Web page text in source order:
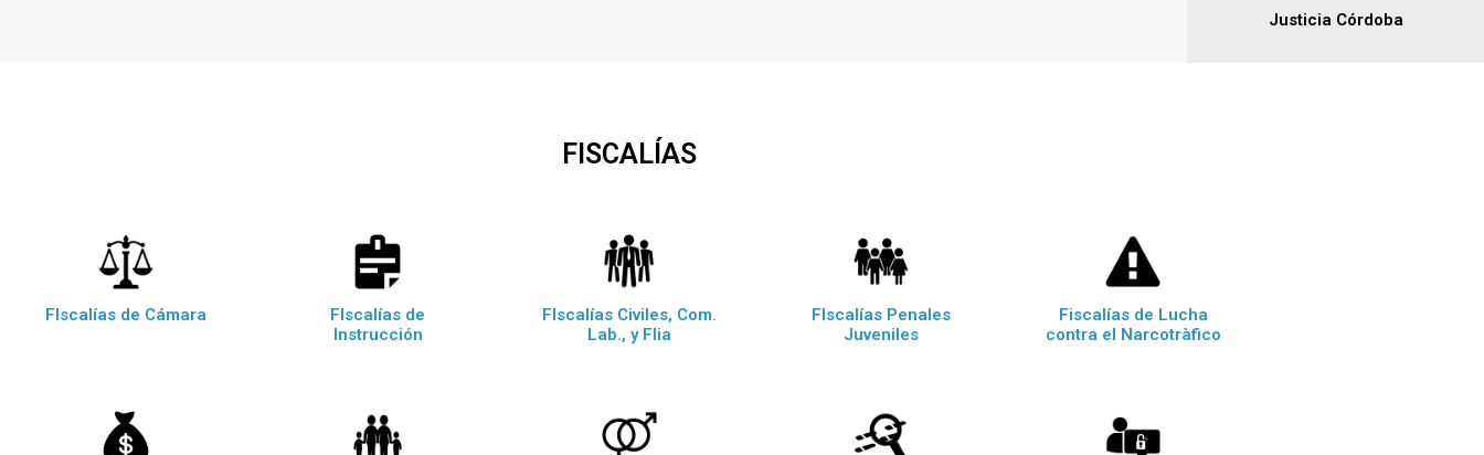
Justicia Córdoba
FISCALÍAS
FIscalías de Cámara
FIscalías de
Instrucción
FIscalías Civiles, Com.
Lab., y Flia
FIscalías Penales
Juveniles
Fiscalías de Lucha
contra el Narcotràfico